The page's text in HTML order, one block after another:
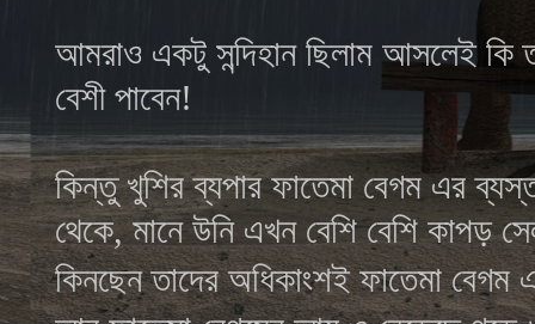
আমরাও একটু সন্দিহান ছিলাম আসলেই কি
বেশী পাবেন!
কিন্তু খুশির ব্যপারফাতেমা বেগমএর
থেকে, মানে উনি এখন বেশি বেশি কাপড়
কিনছেন তাদের অধিকাংশইফাতেমা বেগম